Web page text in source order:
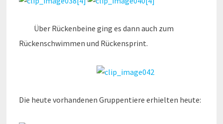
Über Rückenbeine ging es dann auch zum
Rückenschwimmen und Rückensprint.
Die heute vorhandenen Gruppentiere erhielten heute: